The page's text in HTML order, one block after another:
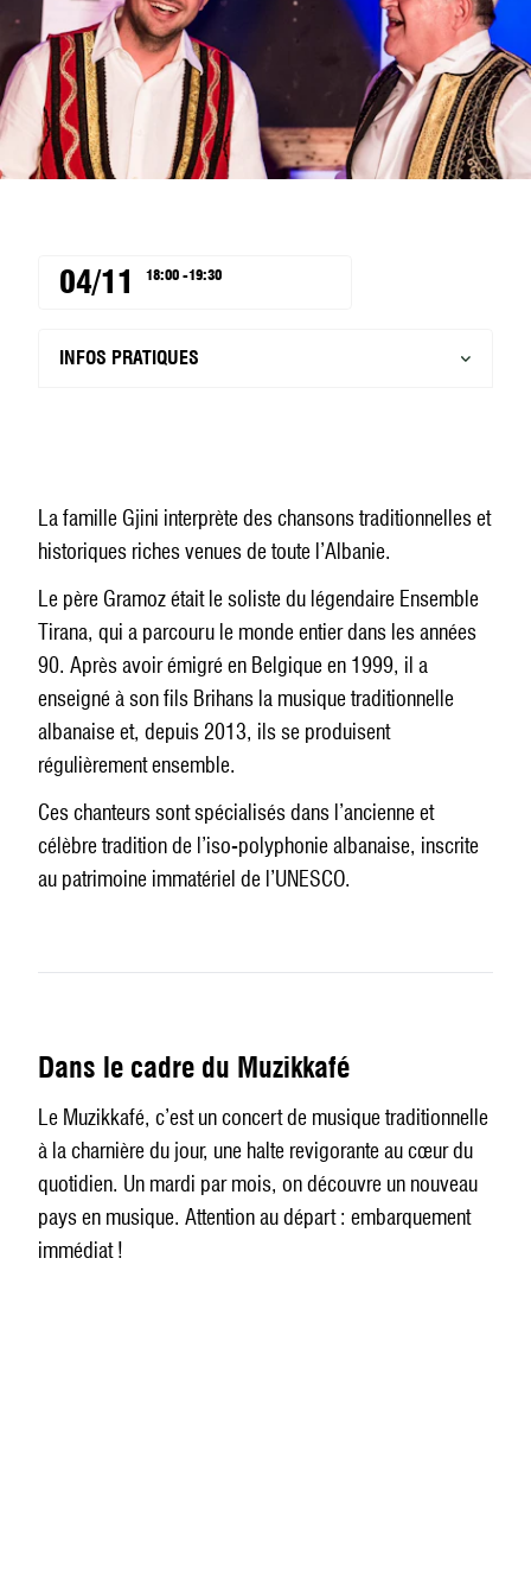
La famille Gjini interprète des chansons traditionnelles et
historiques riches venues de toute l’Albanie.
Le père Gramoz était le soliste du légendaire Ensemble
Tirana, qui a parcouru le monde entier dans les années
90. Après avoir émigré en Belgique en 1999, il a
enseigné à son fils Brihans la musique traditionnelle
albanaise et, depuis 2013, ils se produisent
régulièrement ensemble.
Ces chanteurs sont spécialisés dans l’ancienne et
célèbre tradition de l’iso-polyphonie albanaise, inscrite
au patrimoine immatériel de l’UNESCO.
Dans le cadre du Muzikkafé
Le Muzikkafé, c’est un concert de musique traditionnelle
à la charnière du jour, une halte revigorante au cœur du
quotidien. Un mardi par mois, on découvre un nouveau
pays en musique. Attention au départ : embarquement
immédiat !
04/11 18:00 -19:30
INFOS PRATIQUES